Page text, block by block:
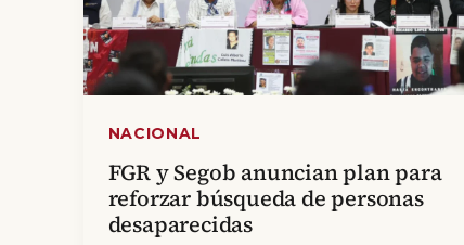
NACIONAL
FGR y Segob anuncian plan para
reforzar búsqueda de personas
desaparecidas